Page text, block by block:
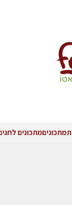
מתכוניםמתכונים